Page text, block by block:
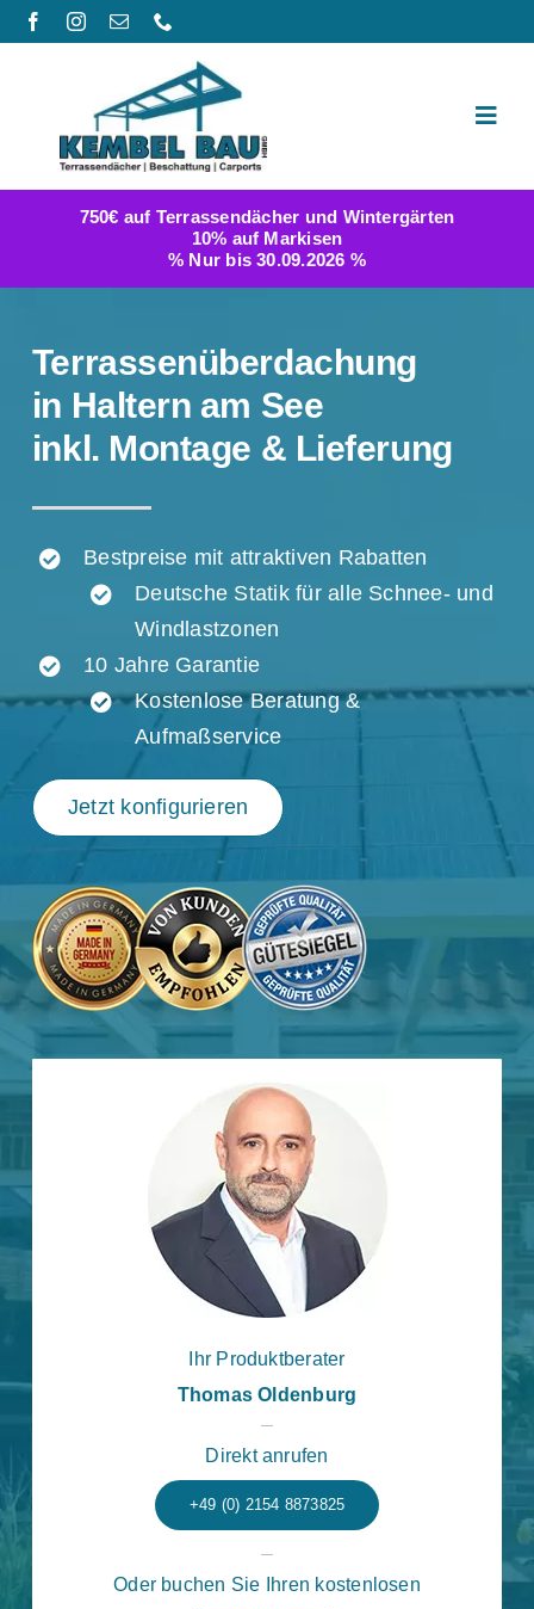
Zum
Produktwelt
FAQ
Konfigurator
750€ auf Terrassendächer und Wintergärten
10% auf Markisen
% Nur bis 30.09.2026 %
Terrassenüberdachung
in Haltern am See
inkl. Montage & Lieferung
Bestpreise mit attraktiven Rabatten
Deutsche Statik für alle Schnee- und
Windlastzonen
10 Jahre Garantie
Kostenlose Beratung &
Aufmaßservice
Jetzt konfigurieren
Ihr Produktberater
Thomas Oldenburg
Direkt anrufen
+49 (0) 2154 8873825
Oder buchen Sie Ihren kostenlosen